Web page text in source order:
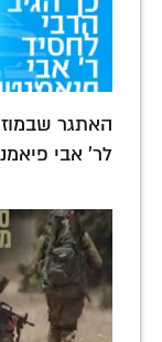
האתגר
לר' אבי